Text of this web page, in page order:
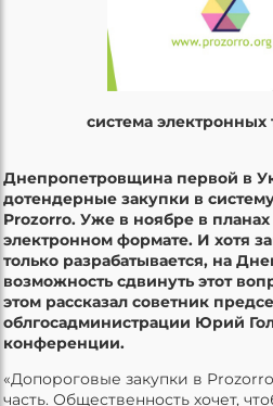
система электронных
Днепропетровщина первой в
дотендерные закупки в
Prozorro. Уже в ноябре в
электронном формате. И хотя
только разрабатывается, на
возможность сдвинуть этот
этом рассказал советник
облгосадминистрации Юрий
конференции.
«Допороговые закупки в
часть. Общественность хочет,